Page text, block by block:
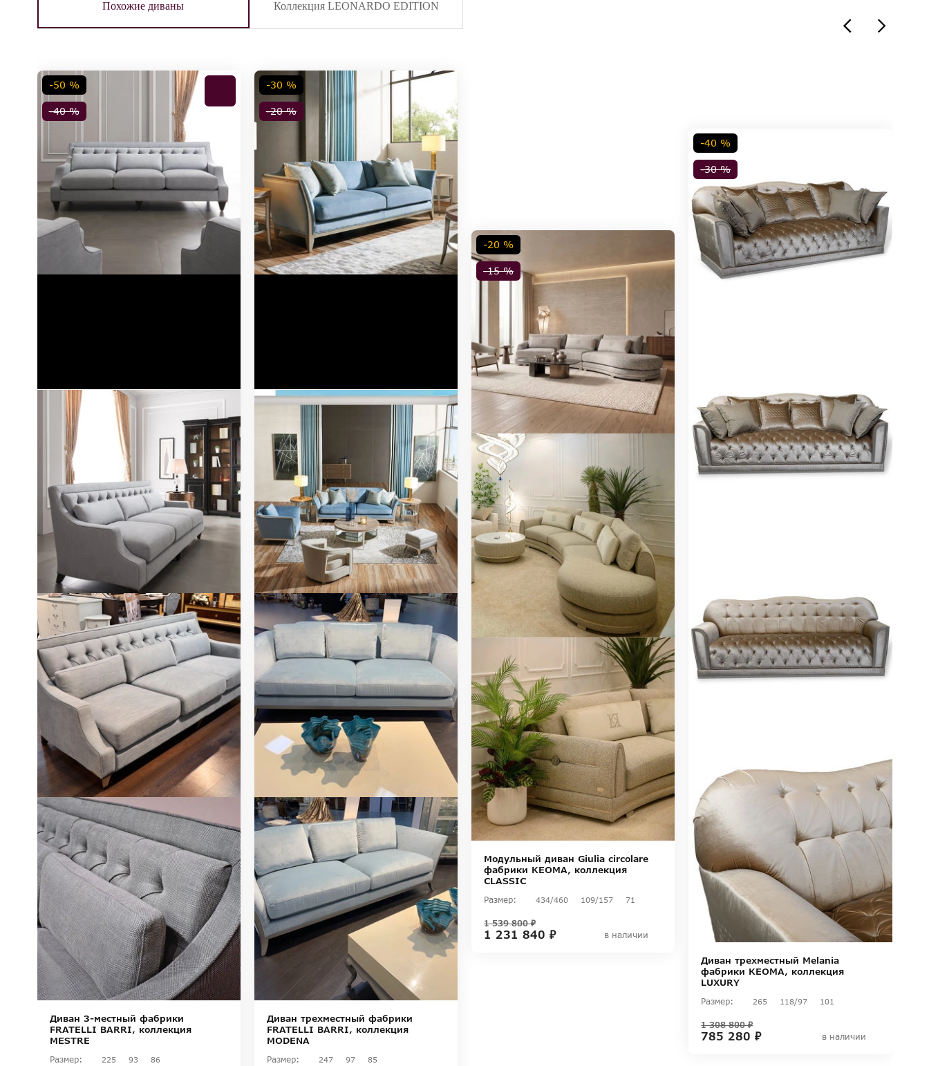
Похожие диваны Коллекция LEONARDO EDITION
-40 %
-50 %
Диван 3-местный фабрики
FRATELLI BARRI, коллекция
MESTRE
Размер: 225 93 86
-20 %
-30 %
Диван трехместный фабрики
FRATELLI BARRI, коллекция
MODENA
Размер: 247 97 85
-15 %
-20 %
Модульный диван Giulia circolare
фабрики KEOMA, коллекция
CLASSIC
Размер: 434/460 109/157 71
1 231 840 ₽
1 539 800 ₽
в наличии
-30 %
-40 %
Диван трехместный Melania
фабрики KEOMA, коллекция
LUXURY
Размер: 265 118/97 101
785 280 ₽
1 308 800 ₽
в наличии